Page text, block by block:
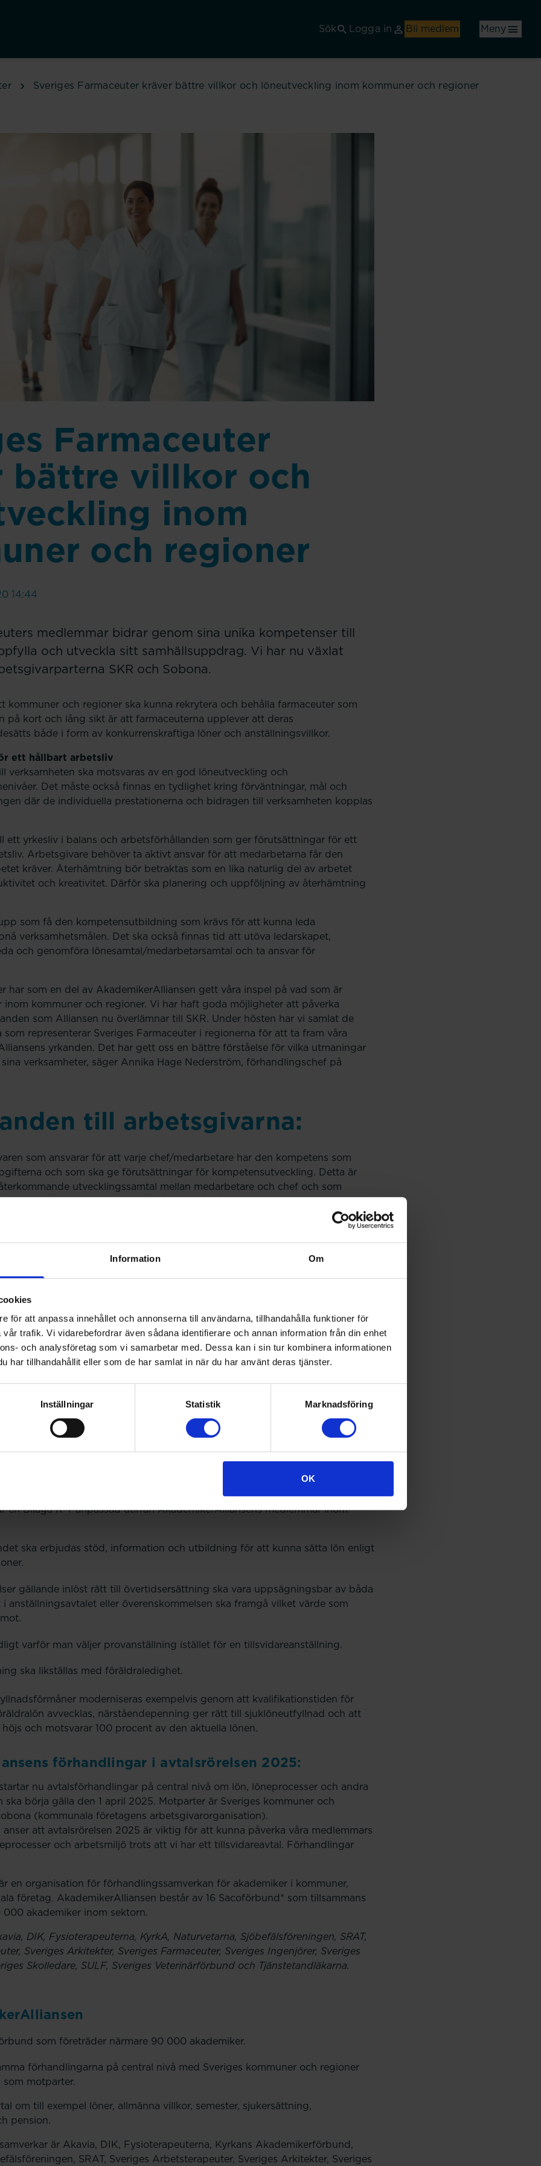
Information Om
för att anpassa innehållet och annonserna till användarna, tillhandahålla funktioner för
trafik. Vi vidarebefordrar även sådana identifierare och annan information från din enhet
och analysföretag som vi samarbetar med. Dessa kan i sin tur kombinera informationen
har tillhandahållit eller som de har samlat in när du har använt deras tjänster.
Inställningar Statistik Marknadsföring
OK
Sök
Logga in Bli medlem Meny
Sveriges Farmaceuter kräver bättre villkor och löneutveckling inom kommuner och regioner
Farmaceuter
bättre villkor och
inom
och regioner
14:44
medlemmar bidrar genom sina unika kompetenser till
och utveckla sitt samhällsuppdrag. Vi har nu växlat
SKR och Sobona.
kommuner och regioner ska kunna rekrytera och behålla farmaceuter som
på kort och lång sikt är att farmaceuterna upplever att deras
både i form av konkurrenskraftiga löner och anställningsvillkor.
ett hållbart arbetsliv
verksamheten ska motsvaras av en god löneutveckling och
Det måste också finnas en tydlighet kring förväntningar, mål och
där de individuella prestationerna och bidragen till verksamheten kopplas
ett yrkesliv i balans och arbetsförhållanden som ger förutsättningar för ett
Arbetsgivare behöver ta aktivt ansvar för att medarbetarna får den
kräver. Återhämtning bör betraktas som en lika naturlig del av arbetet
och kreativitet. Därför ska planering och uppföljning av återhämtning
som få den kompetensutbildning som krävs för att kunna leda
verksamhetsmålen. Det ska också finnas tid att utöva ledarskapet,
och genomföra lönesamtal/medarbetarsamtal och ta ansvar för
har som en del av AkademikerAlliansen gett våra inspel på vad som är
kommuner och regioner. Vi har haft goda möjligheter att påverka
som Alliansen nu överlämnar till SKR. Under hösten har vi samlat de
representerar Sveriges Farmaceuter i regionerna för att ta fram våra
yrkanden. Det har gett oss en bättre förståelse för vilka utmaningar
verksamheter, säger Annika Hage Nederström, förhandlingschef på
till arbetsgivarna:
som ansvarar för att varje chef/medarbetare har den kompetens som
och som ska ge förutsättningar för kompetensutveckling. Detta är
utvecklingssamtal mellan medarbetare och chef och som
utvecklingsplaner som inkluderar fortbildning.
de analyser som ligger till grund för lönestruktur, löneutveckling och
anpassas utifrån verksamhetens uppdrag, mål, behov och förutsättningar.
ska vara kommunicerade till lönesättande chefer och medarbetare.
brister mellan chef och medarbetare, antingen i genomförandet eller kvalitet,
en förnyad eller förstärkt dialog.
oavsett löneläge ska kunna erhålla löneökningar i paritet med deras
till verksamheten.
bör begränsas till var 5e till 6e vecka.
en Bilaga R-T anpassad utifrån AkademikerAlliansens medlemmar inom
ska erbjudas stöd, information och utbildning för att kunna sätta lön enligt
gällande inlöst rätt till övertidsersättning ska vara uppsägningsbar av båda
anställningsavtalet eller överenskommelsen ska framgå vilket värde som
varför man väljer provanställning istället för en tillsvidareanställning.
ska likställas med föräldraledighet.
moderniseras exempelvis genom att kvalifikationstiden för
avvecklas, närståendepenning ger rätt till sjuklöneutfyllnad och att
och motsvarar 100 procent av den aktuella lönen.
förhandlingar i avtalsrörelsen 2025:
nu avtalsförhandlingar på central nivå om lön, löneprocesser och andra
ska börja gälla den 1 april 2025. Motparter är Sveriges kommuner och
(kommunala företagens arbetsgivarorganisation).
att avtalsrörelsen 2025 är viktig för att kunna påverka våra medlemmars
och arbetsmiljö trots att vi har ett tillsvidareavtal. Förhandlingar
en organisation för förhandlingssamverkan för akademiker i kommuner,
företag. AkademikerAlliansen består av 16 Sacoförbund* som tillsammans
akademiker inom sektorn.
DIK, Fysioterapeuterna, KyrkA, Naturvetarna, Sjöbefälsföreningen, SRAT,
Sveriges Arkitekter, Sveriges Farmaceuter, Sveriges Ingenjörer, Sveriges
Skolledare, SULF, Sveriges Veterinärförbund och Tjänstetandläkarna.
som företräder närmare 90 000 akademiker.
förhandlingarna på central nivå med Sveriges kommuner och regioner
som motparter.
om till exempel löner, allmänna villkor, semester, sjukersättning,
pension.
är Akavia, DIK, Fysioterapeuterna, Kyrkans Akademikerförbund,
SRAT, Sveriges Arbetsterapeuter, Sveriges Arkitekter, Sveriges